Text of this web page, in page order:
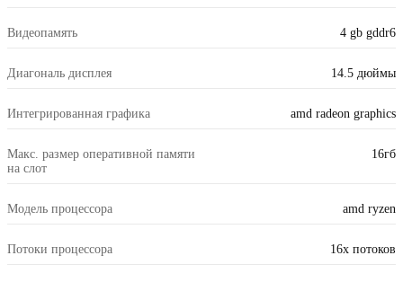
Видеопамять 4 gb gddr6
Диагональ дисплея 14.5 дюймы
Интегрированная графика amd radeon graphics
Макс. размер оперативной памяти
на слот
16гб
Модель процессора amd ryzen
Потоки процессора 16x потоков